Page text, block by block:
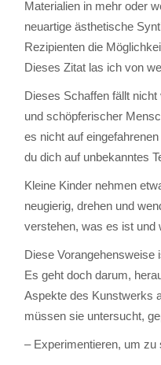
Materialien in mehr oder
neuartige ästhetische
Rezipienten die
Dieses Zitat las ich von
Dieses Schaffen fällt
und schöpferischer
es nicht auf
du dich auf unbekanntes
Kleine Kinder nehmen
neugierig, drehen und
verstehen, was es ist und
Diese Vorangehensweise
Es geht doch darum,
Aspekte des Kunstwerks
müssen sie untersucht,
– Experimentieren, um zu